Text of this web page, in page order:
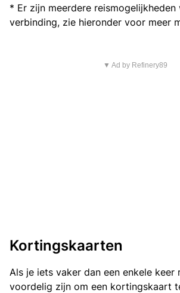
* Er zijn meerdere reismogelijkheden
verbinding, zie hieronder voor meer
▼ Ad by Refinery89
Kortingskaarten
Als je iets vaker dan een enkele keer
voordelig zijn om een kortingskaart